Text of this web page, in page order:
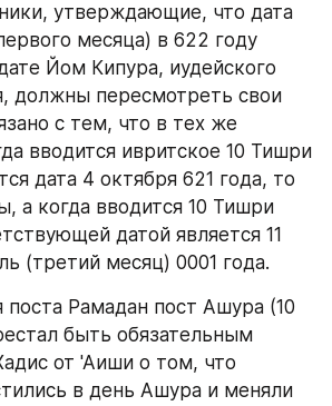
утверждающие, что дата
месяца) в 622 году
Йом Кипура, иудейского
должны пересмотреть свои
с тем, что в тех же
вводится ивритское 10 Тишри
дата 4 октября 621 года, то
а когда вводится 10 Тишри
датой является 11
(третий месяц) 0001 года.
поста Рамадан пост Ашура (10
быть обязательным
от 'Аиши о том, что
в день Ашура и меняли